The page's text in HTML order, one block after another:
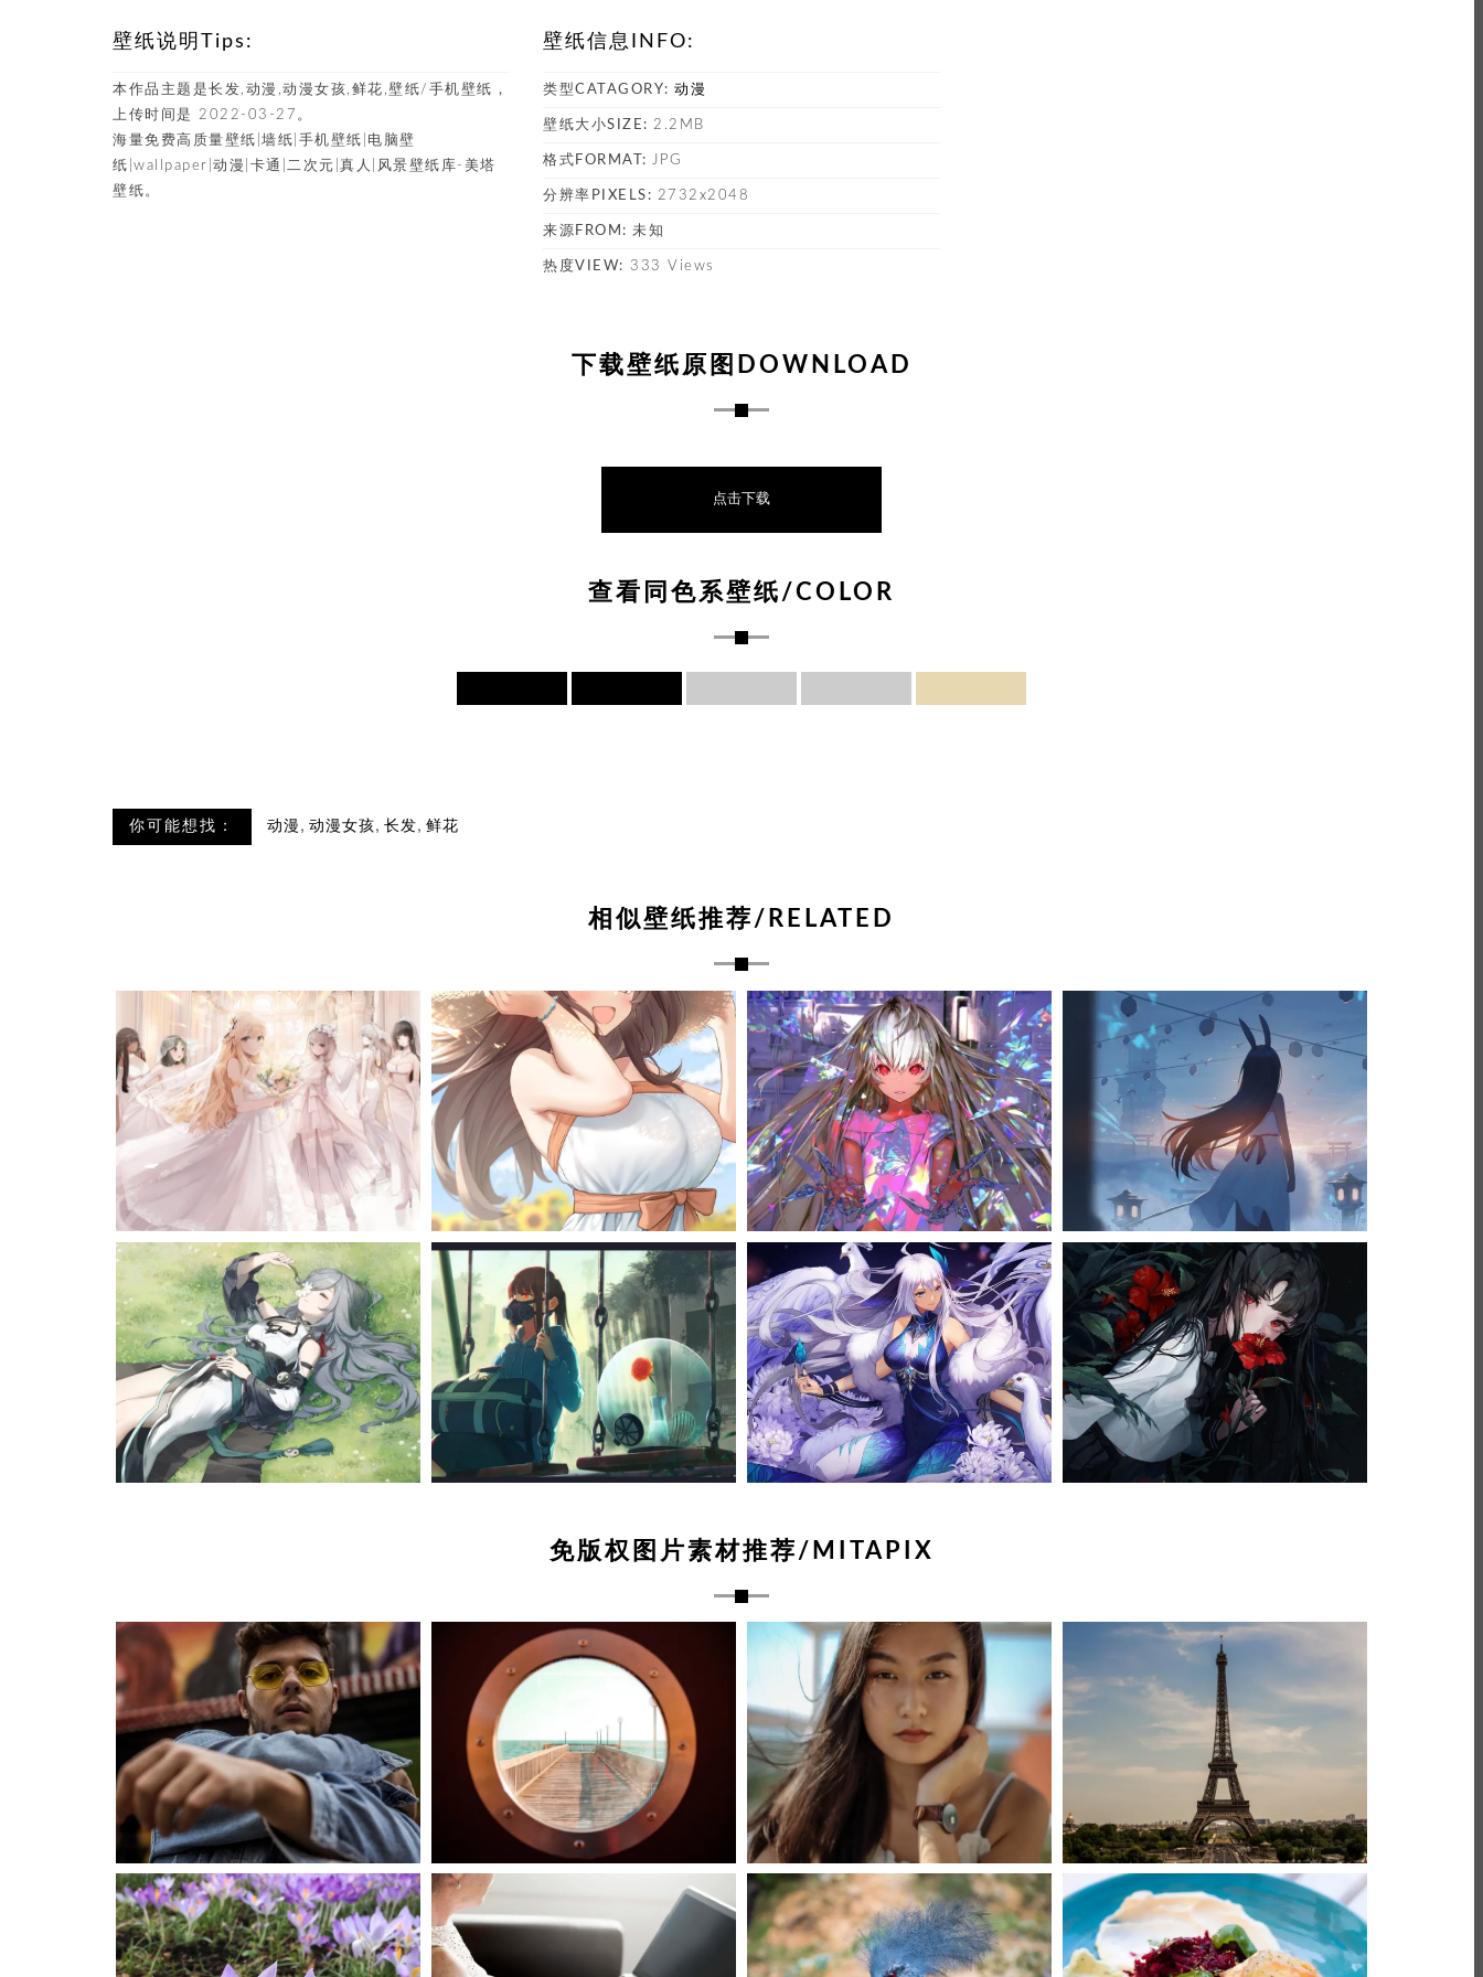
壁纸说明Tips:
本作品主题是长发,动漫,动漫女孩,鲜花,壁纸/手机壁纸，
上传时间是 2022-03-27。
海量免费高质量壁纸|墙纸|手机壁纸|电脑壁
纸|wallpaper|动漫|卡通|二次元|真人|风景壁纸库-美塔
壁纸。
壁纸信息INFO:
类型CATAGORY: 动漫
壁纸大小SIZE: 2.2MB
格式FORMAT: JPG
分辨率PIXELS: 2732x2048
来源FROM: 未知
热度VIEW: 333 Views
下载壁纸原图DOWNLOAD
点击下载
查看同色系壁纸/COLOR
你可能想找： 动漫 , 动漫女孩, 长发, 鲜花
相似壁纸推荐/RELATED
免版权图片素材推荐/MITAPIX